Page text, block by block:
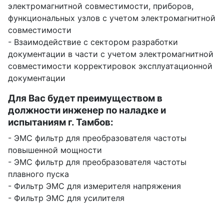
электромагнитной совместимости, приборов,
функциональных узлов с учетом электромагнитной
совместимости
- Взаимодействие с сектором разработки
документации в части с учетом электромагнитной
совместимости корректировок эксплуатационной
документации
Для Вас будет преимуществом в
должности инженер по наладке и
испытаниям г. Тамбов:
- ЭМС фильтр для преобразователя частоты
повышенной мощности
- ЭМС фильтр для преобразователя частоты
плавного пуска
- Фильтр ЭМС для измерителя напряжения
- Фильтр ЭМС для усилителя